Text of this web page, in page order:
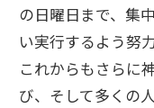
の日曜日まで、集
い実行するよう努
これからもさらに
び、そして多くの